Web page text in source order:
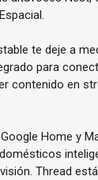
te deje a
para
contenido en
Home y
Thread